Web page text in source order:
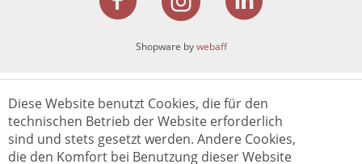
Shopware bywebaff
Diese Website benutzt Cookies, die für den
technischen Betrieb der Website erforderlich
sind und stets gesetzt werden. Andere Cookies,
die den Komfort bei Benutzung dieser Website